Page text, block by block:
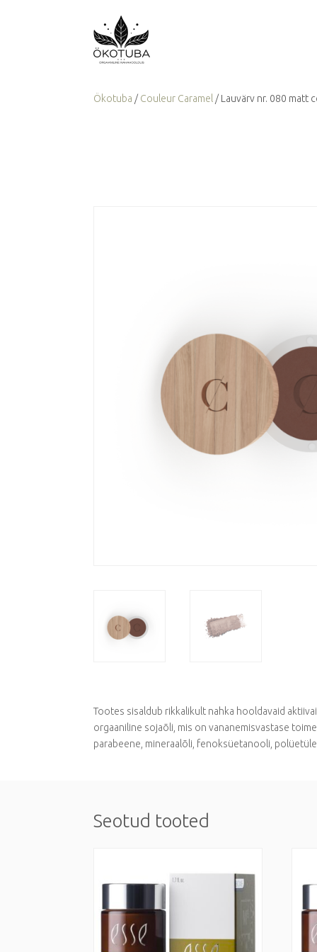
Ökotuba / Couleur Caramel / Lauvärv nr. 080 matt
Tootes sisaldub rikkalikult nahka hooldavaid
orgaaniline sojaõli, mis on vananemisvastase
parabeene, mineraalõli, fenoksüetanooli,
Seotud tooted